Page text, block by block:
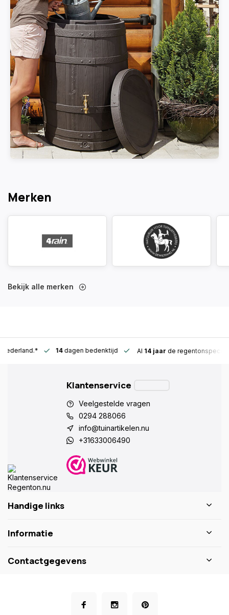
Merken
Bekijk alle merken
Nederland.* 14dagen bedenktijd Al 14 jaar de
Klantenservice
Veelgestelde vragen
0294 288066
info@tuinartikelen.nu
+31633006490
Handige links
Informatie
Contactgegevens